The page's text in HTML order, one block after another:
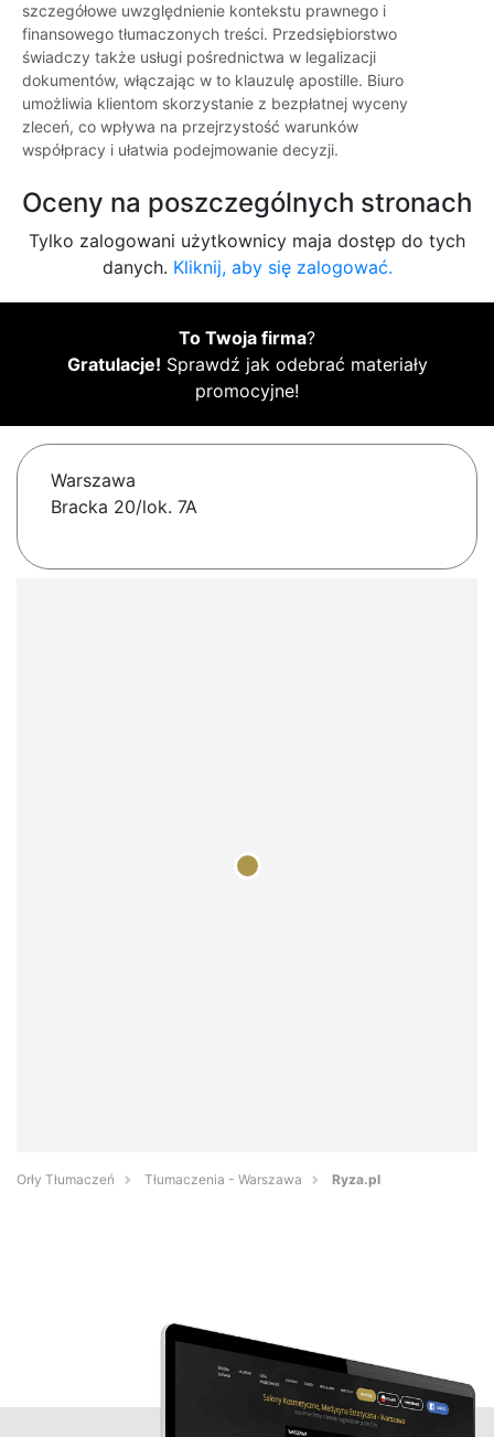
szczegółowe uwzględnienie kontekstu prawnego i
finansowego tłumaczonych treści. Przedsiębiorstwo
świadczy także usługi pośrednictwa w legalizacji
dokumentów, włączając w to klauzulę apostille. Biuro
umożliwia klientom skorzystanie z bezpłatnej wyceny
zleceń, co wpływa na przejrzystość warunków
współpracy i ułatwia podejmowanie decyzji.
Oceny na poszczególnych stronach
Tylko zalogowani użytkownicy maja dostęp do tych
danych. Kliknij, aby się zalogować.
To Twoja firma?
Gratulacje! Sprawdź jak odebrać materiały
promocyjne!
Warszawa
Bracka 20/lok. 7A
Orły Tłumaczeń Tłumaczenia - Warszawa Ryza.pl